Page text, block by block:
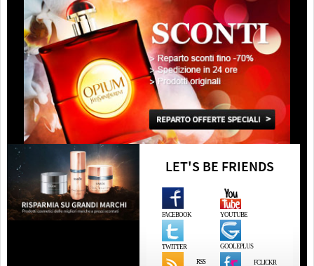
LET'S BE FRIENDS
FACEBOOK YOUTUBE
TWITTER GOOLEPLUS
RSS FCLICKR